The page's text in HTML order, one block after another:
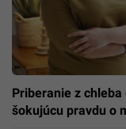
Priberanie z
šokujúcu pravdu o